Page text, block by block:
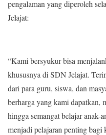
pengalaman yang diperoleh
Jelajat:
“Kami bersyukur bisa
khususnya di SDN Jelajat.
dari para guru, siswa, dan
berharga yang kami dapatkan,
hingga semangat belajar anak-
menjadi pelajaran penting